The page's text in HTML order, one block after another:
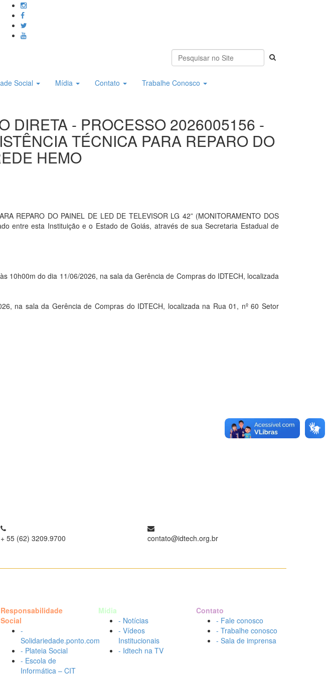
Social Mídia Contato Trabalhe Conosco
DIRETA - PROCESSO 2026005156 -
TÉCNICA PARA REPARO DO
HEMO
REPARO DO PAINEL DE LED DE TELEVISOR LG 42” (MONITORAMENTO DOS
entre esta Instituição e o Estado de Goiás, através de sua Secretaria Estadual de
10h00m do dia 11/06/2026, na sala da Gerência de Compras do IDTECH, localizada
na sala da Gerência de Compras do IDTECH, localizada na Rua 01, nº 60 Setor
+ 55 (62) 3209.9700 contato@idtech.org.br
Responsabilidade
Social
-
Solidariedade.ponto.com
- Plateia Social
- Escola de
Informática – CIT
Mídia
- Notícias
- Vídeos
Institucionais
- Idtech na TV
Contato
- Fale conosco
- Trabalhe conosco
- Sala de imprensa